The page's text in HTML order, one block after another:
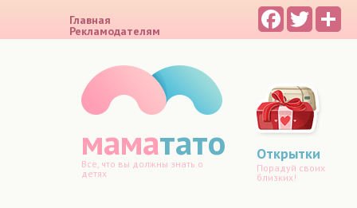
Главная
Рекламодателям
FacebookTwitter
маматато
Все, что вы должны знать о
детях
Открытки
Порадуй своих
близких!